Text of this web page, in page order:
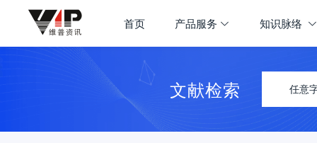
首页 产品服务 知识脉络
文献检索 任意